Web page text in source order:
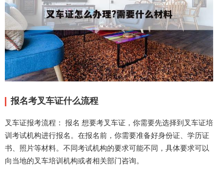
报名考叉车证什么流程
叉车证报考流程： 报名 想要考叉车证，你需要先选择到叉车证培
训考试机构进行报名。在报名前，你需要准备好身份证、学历证
书、照片等材料。不同考试机构的要求可能不同，具体要求可以
向当地的叉车培训机构或者相关部门咨询。